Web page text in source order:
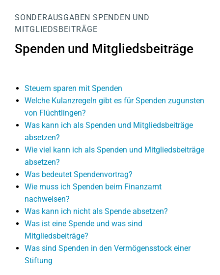
SONDERAUSGABEN SPENDEN UND
MITGLIEDSBEITRÄGE
Spenden und Mitgliedsbeiträge
Steuern sparen mit Spenden
Welche Kulanzregeln gibt es für Spenden zugunsten
von Flüchtlingen?
Was kann ich als Spenden und Mitgliedsbeiträge
absetzen?
Wie viel kann ich als Spenden und Mitgliedsbeiträge
absetzen?
Was bedeutet Spendenvortrag?
Wie muss ich Spenden beim Finanzamt
nachweisen?
Was kann ich nicht als Spende absetzen?
Was ist eine Spende und was sind
Mitgliedsbeiträge?
Was sind Spenden in den Vermögensstock einer
Stiftung